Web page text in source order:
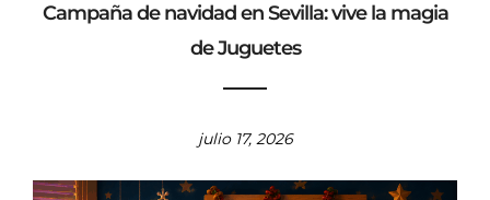
Campaña de navidad en Sevilla: vive la magia
de Juguetes
julio 17, 2026